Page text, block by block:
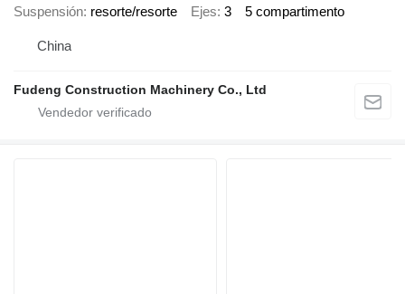
Suspensión resorte/resorte Ejes 3 5 compartimento
China
Fudeng Construction Machinery Co., Ltd